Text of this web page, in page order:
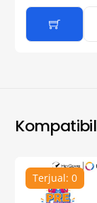
Terjual: 0